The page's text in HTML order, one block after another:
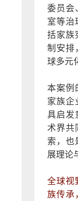
委员会
室等治
括家族
制安排
球多元
本案例
家族企
具启发
术界共
索，也
展理论
全球视
族传承